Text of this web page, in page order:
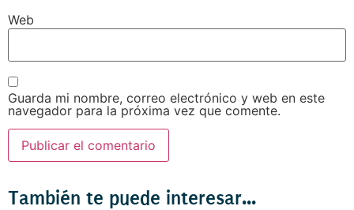
Web
Guarda mi nombre, correo electrónico y web en este
navegador para la próxima vez que comente.
También te puede interesar...